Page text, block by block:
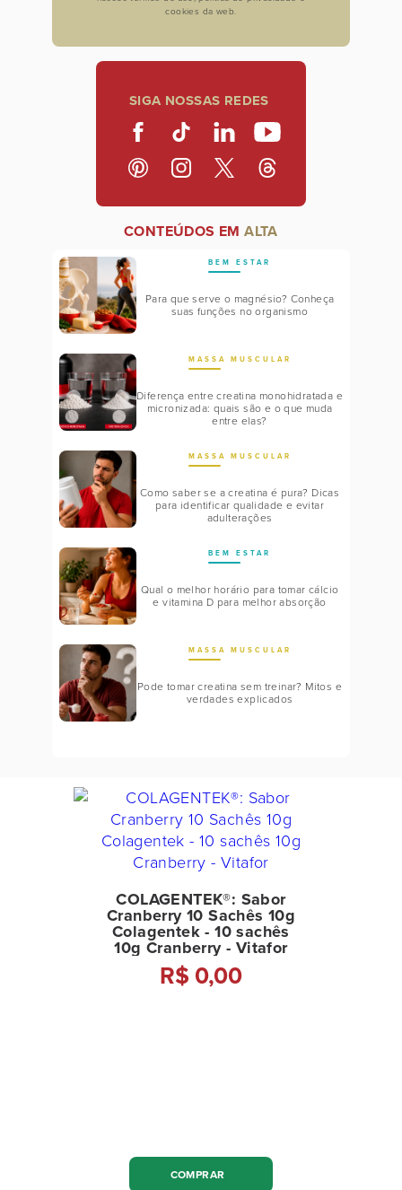
cookies da web.
SIGA NOSSAS REDES
CONTEÚDOS EMALTA
BEM ESTAR
Para que serve o magnésio? Conheça
suas funções no organismo
MASSA MUSCULAR
Diferença entre creatina monohidratada e
micronizada: quais são e o que muda
entre elas?
MASSA MUSCULAR
Como saber se a creatina é pura? Dicas
para identificar qualidade e evitar
adulterações
BEM ESTAR
Qual o melhor horário para tomar cálcio
e vitamina D para melhor absorção
MASSA MUSCULAR
Pode tomar creatina sem treinar? Mitos e
verdades explicados
COLAGENTEK®: Sabor
Cranberry 10 Sachês 10g
Colagentek - 10 sachês
10g Cranberry - Vitafor
R$ 0,00
COMPRAR